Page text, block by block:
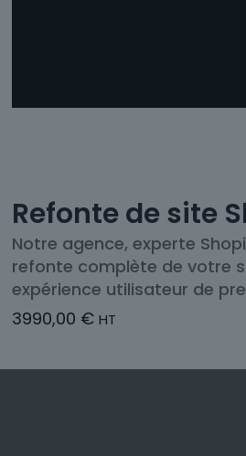
Refonte de site
Notre agence, experte
refonte complète de votre
expérience utilisateur de
3990,00 € HT